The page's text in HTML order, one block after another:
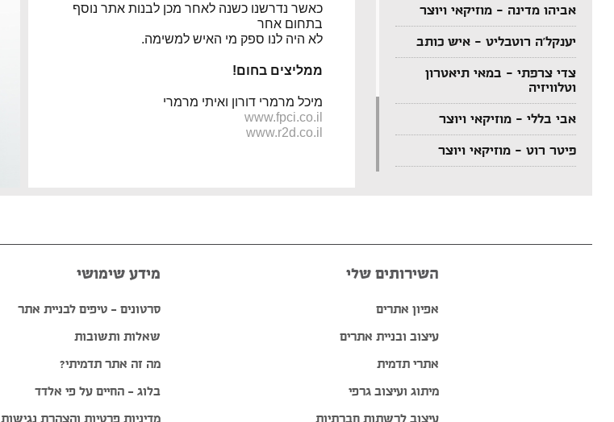
אביהו מדינה – מוזיקאי ויוצר
יענקל'ה רוטבליט – איש כותב
צדי צרפתי – במאי תיאטרון
וטלוויזיה
אבי בללי – מוזיקאי ויוצר
פיטר רוט – מוזיקאי ויוצר
כאשר נדרשנו כשנה לאחר מכן לבנות אתר נוסף
בתחום אחר
לא היה לנו ספק מי האיש למשימה.
ממליצים בחום!
מיכל מרמרי דורון ואיתי מרמרי
www.fpci.co.il
www.r2d.co.il
השירותים שלי
אפיון אתרים
עיצוב ובניית אתרים
אתרי תדמית
מיתוג ועיצוב גרפי
עיצוב לרשתות חברתיות
מידע שימושי
סרטונים – טיפים לבניית אתר
שאלות ותשובות
מה זה אתר תדמיתי?
בלוג – החיים על פי אלדד
מדיניות פרטיות והצהרת נגישות